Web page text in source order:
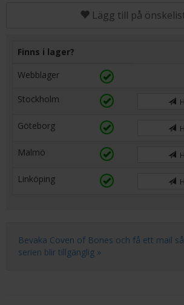
Lägg till på
Finns i lager?
Webblager
Stockholm
Göteborg
Malmö
Linköping
Bevaka Coven of Bones och få ett mail
serien blir tillgänglig »